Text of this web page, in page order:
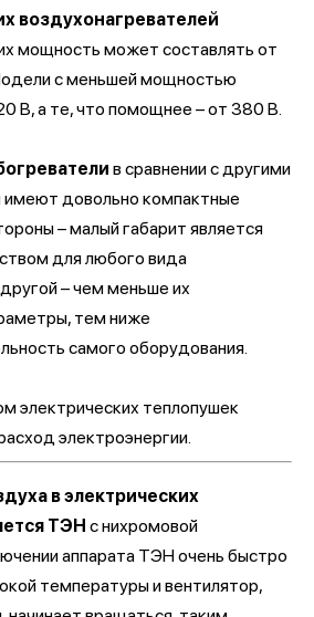
воздухонагревателей
мощность может составлять от
с меньшей мощностью
В, а те, что помощнее – от 380 В.
в сравнении с другими
довольно компактные
– малый габарит является
для любого вида
– чем меньше их
тем ниже
самого оборудования.
электрических теплопушек
электроэнергии.
в электрических
ТЭН с нихромовой
аппарата ТЭН очень быстро
температуры и вентилятор,